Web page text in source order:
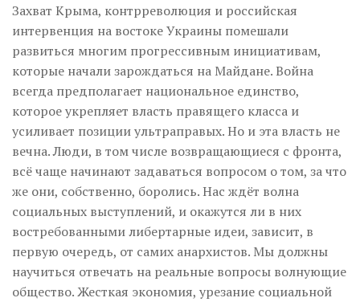
Захват Крыма, контрреволюция и российская
интервенция на востоке Украины помешали
развиться многим прогрессивным инициативам,
которые начали зарождаться на Майдане. Война
всегда предполагает национальное единство,
которое укрепляет власть правящего класса и
усиливает позиции ультраправых. Но и эта власть не
вечна. Люди, в том числе возвращающиеся с фронта,
всё чаще начинают задаваться вопросом о том, за что
же они, собственно, боролись. Нас ждёт волна
социальных выступлений, и окажутся ли в них
востребованными либертарные идеи, зависит, в
первую очередь, от самих анархистов. Мы должны
научиться отвечать на реальные вопросы волнующие
общество. Жесткая экономия, урезание социальной